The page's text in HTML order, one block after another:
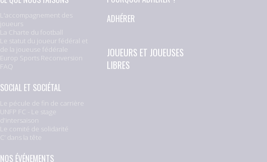
L'accompagnement des
joueurs
La Charte du football
Le statut du joueur fédéral et
de la joueuse fédérale
Europ Sports Reconversion
FAQ
SOCIAL ET SOCIÉTAL
Le pécule de fin de carrière
UNFP FC - Le stage
d'intersaison
Le comité de solidarité
C’ dans la tête
NOS ÉVÉNEMENTS
ADHÉRER
JOUEURS ET JOUEUSES
LIBRES